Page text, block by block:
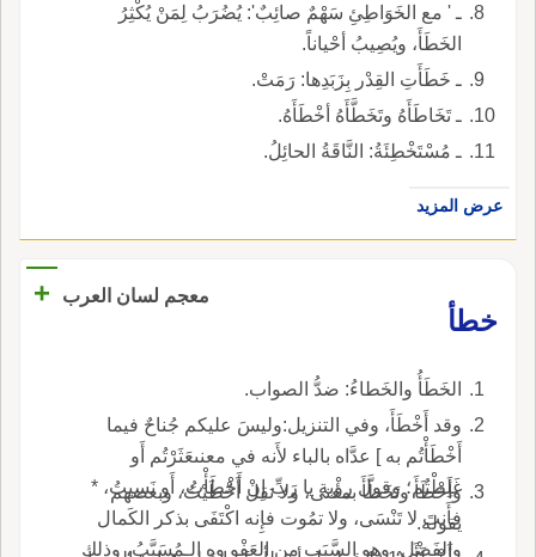
ـ ' مع الخَوَاطِئِ سَهْمٌ صائِبٌ': يُضُرَبُ لِمَنْ يُكْثِرُ
الخَطَأَ، ويُصِيبُ أحْياناً.
ـ خَطَأَتِ القِدْر بِزَبَدِها: رَمَتْ.
ـ تَخَاطَأَهُ وتَخَطَّأَهُ أخْطَأَهُ.
ـ مُسْتَخْطِئَةُ: النَّاقَةُ الحائِلُ.
عرض المزيد
معجم لسان العرب
+
خطأ
الخَطَأُ والخَطاءُ: ضدُّ الصواب.
وقد أَخْطَأَ، وفي التنزيل:وليسَ عليكم جُناحٌ فيما
أَخْطَأْتُم به ] عدَّاه بالباء لأَنه في معنىعَثَرْتُم أَو
غَلِطْتُم؛ وقول رؤْبة يا رَبِّ إِنْ أَخْطَأْتُ، أَو نَسِيتُ، *
فأَنتَ لا تَنْسَى، ولا تمُوت فإِنه اكْتَفَى بذكر الكَمال
والفَضْل، وهو السَّبَب من العَفْو وه الـمُسَبَّبُ، وذلك
وأَخْطَأَ وتَخَطَّأَ بمعنى، ولا تقل أَخْطَيْتُ، وبعضهم
يقوله.